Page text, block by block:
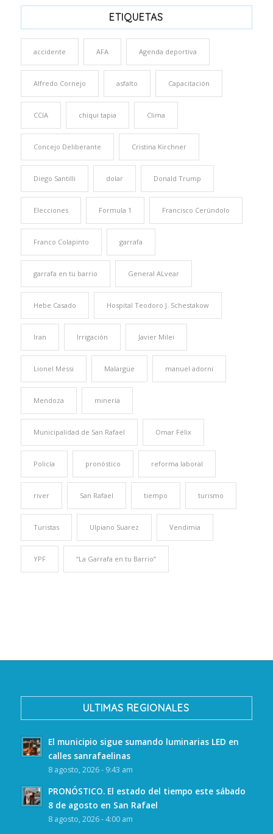
ETIQUETAS
accidente AFA Agenda deportiva
Alfredo Cornejo asfalto Capacitación
CCIA chiqui tapia Clima
Concejo Deliberante Cristina Kirchner
Diego Santilli dolar Donald Trump
Elecciones Formula 1 Francisco Cerúndolo
Franco Colapinto garrafa
garrafa en tu barrio General ALvear
Hebe Casado Hospital Teodoro J. Schestakow
Iran Irrigación Javier Milei
Lionel Messi Malargüe manuel adorni
Mendoza minería
Municipalidad de San Rafael Omar Félix
Policía pronóstico reforma laboral
river San Rafael tiempo turismo
Turistas Ulpiano Suarez Vendimia
YPF “La Garrafa en tu Barrio”
ULTIMAS REGIONALES
El municipio sigue sumando luminarias LED en
calles sanrafaelinas
8 agosto, 2026 - 9:43 am
PRONÓSTICO. El estado del tiempo este sábado
8 de agosto en San Rafael
8 agosto, 2026 - 4:00 am